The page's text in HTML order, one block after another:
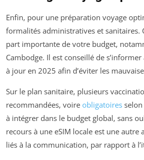
Enfin, pour une préparation voyage
formalités administratives et sanitaires.
part importante de votre budget,
Cambodge. Il est conseillé de
à jour en 2025 afin d’éviter les
Sur le plan sanitaire, plusieurs
recommandées, voire obligatoires
à intégrer dans le budget global, sans
recours à une eSIM locale est une
liés à la communication, par rapport à